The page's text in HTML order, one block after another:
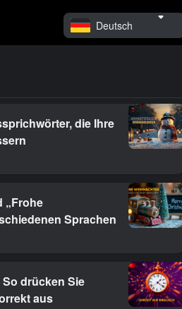
Deutsch
die Ihre
„Frohe
Sprachen
drücken Sie
aus